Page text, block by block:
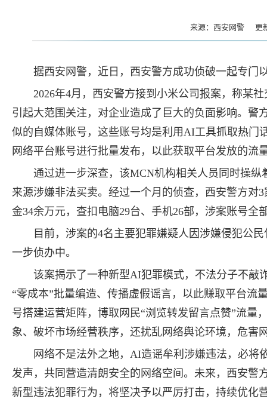
来源：西安网警 更
据西安网警，近日，西安警方成功侦破一起专门
2026年4月，西安警方接到小米公司报案，称某
引起大范围关注，对企业造成了巨大的负面影响。警
似的自媒体账号，这些账号均是利用AI工具抓取热门
网络平台账号进行批量发布，以此获取平台发放的流
通过进一步深查，该MCN机构相关人员同时操
来源涉嫌非法买卖。经过一个月的侦查，西安警方对
金34余万元，查扣电脑29台、手机26部，涉案账号全
目前，涉案的4名主要犯罪嫌疑人因涉嫌侵犯公
一步侦办中。
该案揭示了一种新型AI犯罪模式，不法分子不敲
“零成本”批量编造、传播虚假谣言，以此赚取平台
号搭建运营矩阵，博取网民“浏览转发留言点赞”流
象、破坏市场经营秩序，还扰乱网络舆论环境，危害
网络不是法外之地，AI造谣牟利涉嫌违法，必将
发声，共同营造清朗安全的网络空间。未来，西安警
新型违法犯罪行为，将坚决予以严厉打击，持续优化